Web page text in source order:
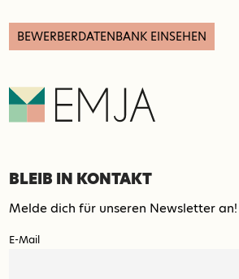
BLEIB IN KONTAKT
Melde dich für unseren Newsletter an!
E-Mail
BEWERBERDATENBANK EINSEHEN